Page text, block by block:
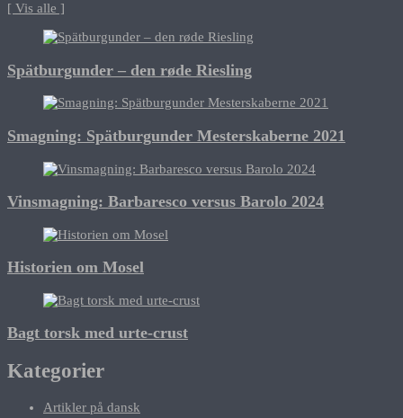
[ Vis alle ]
Spätburgunder – den røde Riesling
Smagning: Spätburgunder Mesterskaberne 2021
Vinsmagning: Barbaresco versus Barolo 2024
Historien om Mosel
Bagt torsk med urte-crust
Kategorier
Artikler på dansk